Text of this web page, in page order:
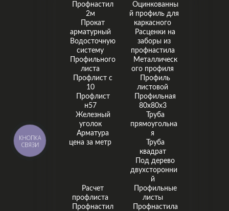
Профнастил
2м
Прокат
арматурный
Водосточную
систему
Профильного
листа
Профлист с
10
Профлист
н57
Железный
уголок
Арматура
цена за метр
Оцинкованны
й профиль для
каркасного
Расценки на
заборы из
профнастила
Металлическ
ого профиля
Профиль
листовой
Профильная
80х80х3
Труба
прямоугольна
я
Труба
квадрат
Под дерево
двухсторонни
й
Расчет
профлиста
Профнастил
Профильные
листы
Профнастила
КНОПКА
СВЯЗИ